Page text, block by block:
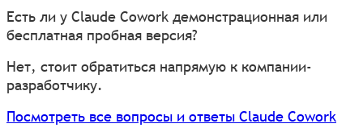
Есть ли у Claude Cowork демонстрационная или
бесплатная пробная версия?
Нет, стоит обратиться напрямую к компании-
разработчику.
Посмотреть все вопросы и ответы Claude Cowork